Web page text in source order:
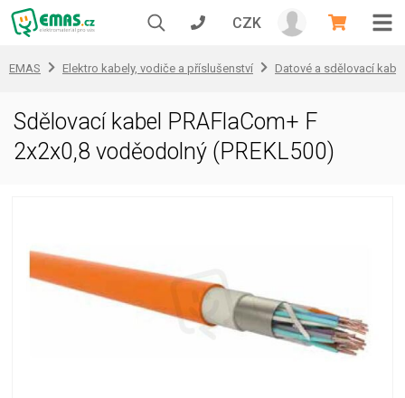
CZK
EMAS Elektro kabely, vodiče a příslušenství Datové a sdělovací
Sdělovací kabel PRAFlaCom+ F
2x2x0,8 voděodolný (PREKL500)